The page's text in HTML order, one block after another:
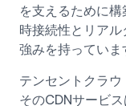
を支えるために
時接続性とリア
強みを持っていま
テンセントクラウ
そのCDNサービ